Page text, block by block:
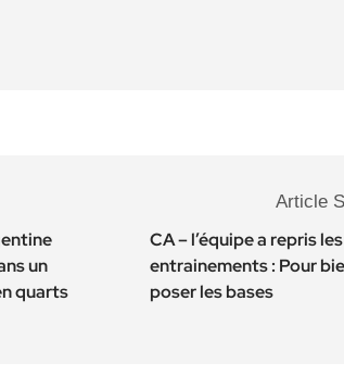
un
quarts
Article
CA – l’équipe a repris les
entrainements : Pour
poser les bases